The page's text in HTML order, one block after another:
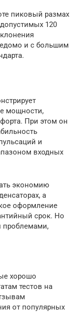
пиковый размах
120
и с большим
мощности,
При этом он
и
входных
экономию
а
оформление
срок. Но
проблемами,
хорошо
тестов на
от популярных